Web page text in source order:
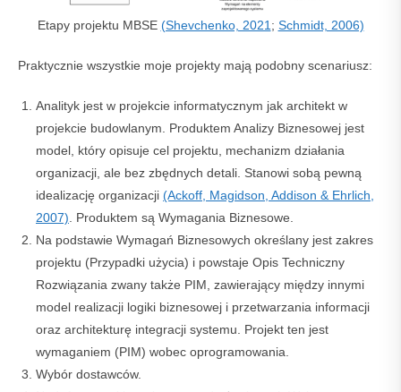
Etapy projektu MBSE (Shevchenko, 2021 ; Schmidt, 2006)
Praktycznie wszystkie moje projekty mają podobny scenariusz:
Analityk jest w projekcie informatycznym jak architekt w
projekcie budowlanym. Produktem Analizy Biznesowej jest
model, który opisuje cel projektu, mechanizm działania
organizacji, ale bez zbędnych detali. Stanowi sobą pewną
idealizację organizacji (Ackoff, Magidson, Addison & Ehrlich,
2007) . Produktem są Wymagania Biznesowe.
Na podstawie Wymagań Biznesowych określany jest zakres
projektu (Przypadki użycia) i powstaje Opis Techniczny
Rozwiązania zwany także PIM, zawierający między innymi
model realizacji logiki biznesowej i przetwarzania informacji
oraz architekturę integracji systemu. Projekt ten jest
wymaganiem (PIM) wobec oprogramowania.
Wybór dostawców.